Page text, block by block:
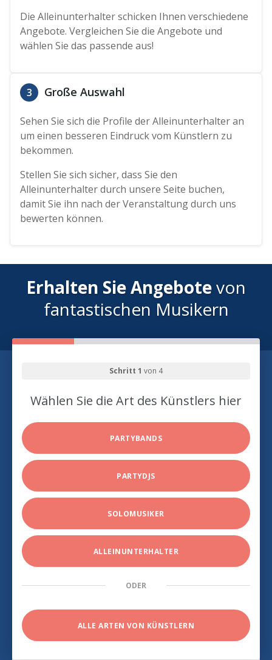
Die Alleinunterhalter schicken Ihnen verschiedene
Angebote. Vergleichen Sie die Angebote und
wählen Sie das passende aus!
3 Große Auswahl
Sehen Sie sich die Profile der Alleinunterhalter an
um einen besseren Eindruck vom Künstlern zu
bekommen.
Stellen Sie sich sicher, dass Sie den
Alleinunterhalter durch unsere Seite buchen,
damit Sie ihn nach der Veranstaltung durch uns
bewerten können.
Erhalten Sie Angebotevon
fantastischen Musikern
Schritt 1 von 4
Wählen Sie die Art des Künstlers hier
PARTYBANDS
PARTYDJS
SOLOMUSIKER
ALLEINUNTERHALTER
ODER
ALLE ARTEN VON KÜNSTLERN